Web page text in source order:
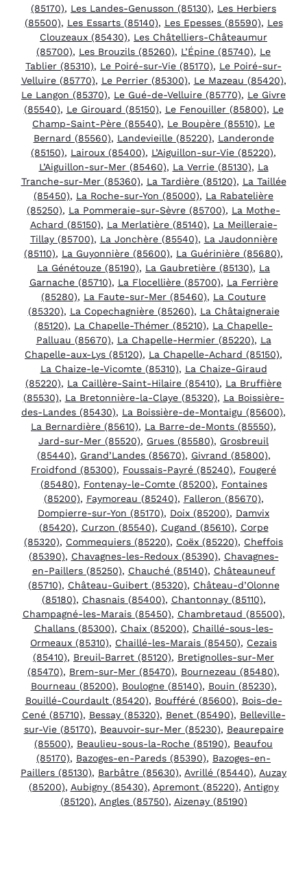
(85170), Les Landes-Genusson (85130), Les Herbiers
(85500), Les Essarts (85140), Les Epesses (85590), Les
Clouzeaux (85430), Les Châtelliers-Châteaumur
(85700), Les Brouzils (85260), L’Épine (85740), Le
Tablier (85310), Le Poiré-sur-Vie (85170), Le Poiré-sur-
Velluire (85770), Le Perrier (85300), Le Mazeau (85420),
Le Langon (85370), Le Gué-de-Velluire (85770), Le Givre
(85540), Le Girouard (85150), Le Fenouiller (85800), Le
Champ-Saint-Père (85540), Le Boupère (85510), Le
Bernard (85560), Landevieille (85220), Landeronde
(85150), Lairoux (85400), L’Aiguillon-sur-Vie (85220),
L’Aiguillon-sur-Mer (85460), La Verrie (85130), La
Tranche-sur-Mer (85360), La Tardière (85120), La Taillée
(85450), La Roche-sur-Yon (85000), La Rabatelière
(85250), La Pommeraie-sur-Sèvre (85700), La Mothe-
Achard (85150), La Merlatière (85140), La Meilleraie-
Tillay (85700), La Jonchère (85540), La Jaudonnière
(85110), La Guyonnière (85600), La Guérinière (85680),
La Génétouze (85190), La Gaubretière (85130), La
Garnache (85710), La Flocellière (85700), La Ferrière
(85280), La Faute-sur-Mer (85460), La Couture
(85320), La Copechagnière (85260), La Châtaigneraie
(85120), La Chapelle-Thémer (85210), La Chapelle-
Palluau (85670), La Chapelle-Hermier (85220), La
Chapelle-aux-Lys (85120), La Chapelle-Achard (85150),
La Chaize-le-Vicomte (85310), La Chaize-Giraud
(85220), La Caillère-Saint-Hilaire (85410), La Bruffière
(85530), La Bretonnière-la-Claye (85320), La Boissière-
des-Landes (85430), La Boissière-de-Montaigu (85600),
La Bernardière (85610), La Barre-de-Monts (85550),
Jard-sur-Mer (85520), Grues (85580), Grosbreuil
(85440), Grand’Landes (85670), Givrand (85800),
Froidfond (85300), Foussais-Payré (85240), Fougeré
(85480), Fontenay-le-Comte (85200), Fontaines
(85200), Faymoreau (85240), Falleron (85670),
Dompierre-sur-Yon (85170), Doix (85200), Damvix
(85420), Curzon (85540), Cugand (85610), Corpe
(85320), Commequiers (85220), Coëx (85220), Cheffois
(85390), Chavagnes-les-Redoux (85390), Chavagnes-
en-Paillers (85250), Chauché (85140), Châteauneuf
(85710), Château-Guibert (85320), Château-d’Olonne
(85180), Chasnais (85400), Chantonnay (85110),
Champagné-les-Marais (85450), Chambretaud (85500),
Challans (85300), Chaix (85200), Chaillé-sous-les-
Ormeaux (85310), Chaillé-les-Marais (85450), Cezais
(85410), Breuil-Barret (85120), Bretignolles-sur-Mer
(85470), Brem-sur-Mer (85470), Bournezeau (85480),
Bourneau (85200), Boulogne (85140), Bouin (85230),
Bouillé-Courdault (85420), Boufféré (85600), Bois-de-
Cené (85710), Bessay (85320), Benet (85490), Belleville-
sur-Vie (85170), Beauvoir-sur-Mer (85230), Beaurepaire
(85500), Beaulieu-sous-la-Roche (85190), Beaufou
(85170), Bazoges-en-Pareds (85390), Bazoges-en-
Paillers (85130), Barbâtre (85630), Avrillé (85440), Auzay
(85200), Aubigny (85430), Apremont (85220), Antigny
(85120), Angles (85750), Aizenay (85190)